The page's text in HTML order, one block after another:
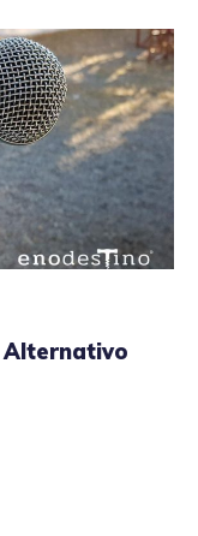
Alternativo